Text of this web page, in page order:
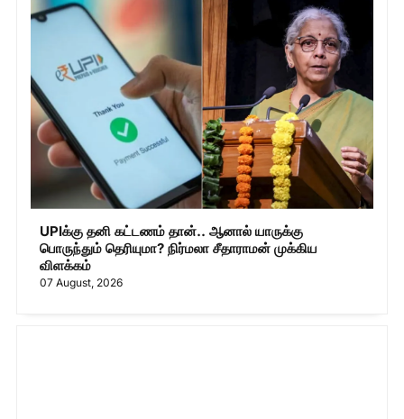
UPIக்கு தனி கட்டணம் தான்.. ஆனால் யாருக்கு
பொருந்தும் தெரியுமா? நிர்மலா சீதாராமன் முக்கிய
விளக்கம்
07 August, 2026